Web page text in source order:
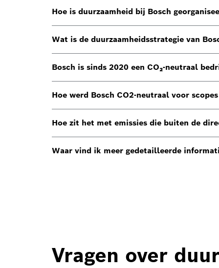
Hoe is duurzaamheid bij Bosch
Wat is de duurzaamheidsstrategie van
Bosch is sinds 2020 een CO₂-neutraal
Hoe werd Bosch CO2-neutraal voor
Hoe zit het met emissies die buiten de
Waar vind ik meer gedetailleerde
Vragen over